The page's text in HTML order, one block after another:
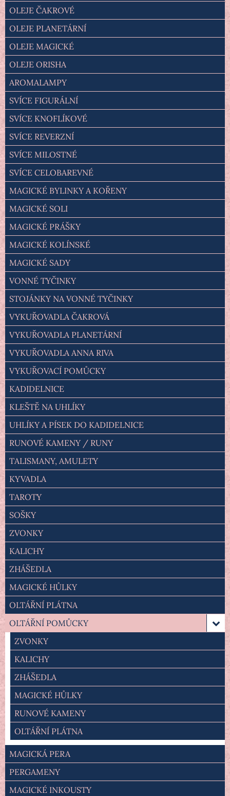
OLEJE ČAKROVÉ
OLEJE PLANETÁRNÍ
OLEJE MAGICKÉ
OLEJE ORISHA
AROMALAMPY
SVÍCE FIGURÁLNÍ
SVÍCE KNOFLÍKOVÉ
SVÍCE REVERZNÍ
SVÍCE MILOSTNÉ
SVÍCE CELOBAREVNÉ
MAGICKÉ BYLINKY A KOŘENY
MAGICKÉ SOLI
MAGICKÉ PRÁŠKY
MAGICKÉ KOLÍNSKÉ
MAGICKÉ SADY
VONNÉ TYČINKY
STOJÁNKY NA VONNÉ TYČINKY
VYKUŘOVADLA ČAKROVÁ
VYKUŘOVADLA PLANETÁRNÍ
VYKUŘOVADLA ANNA RIVA
VYKUŘOVACÍ POMŮCKY
KADIDELNICE
KLEŠTĚ NA UHLÍKY
UHLÍKY A PÍSEK DO KADIDELNICE
RUNOVÉ KAMENY / RUNY
TALISMANY, AMULETY
KYVADLA
TAROTY
SOŠKY
ZVONKY
KALICHY
ZHÁŠEDLA
MAGICKÉ HŮLKY
OLTÁŘNÍ PLÁTNA
OLTÁŘNÍ POMŮCKY
ZVONKY
KALICHY
ZHÁŠEDLA
MAGICKÉ HŮLKY
RUNOVÉ KAMENY
OLTÁŘNÍ PLÁTNA
MAGICKÁ PERA
PERGAMENY
MAGICKÉ INKOUSTY